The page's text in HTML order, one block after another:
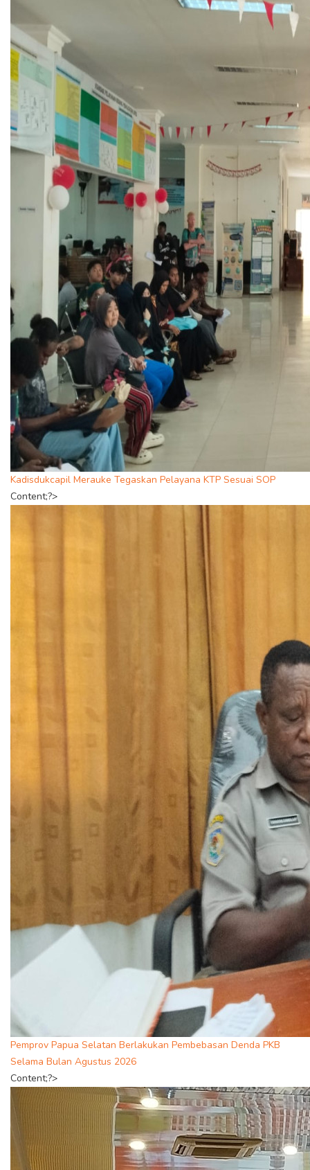
Kadisdukcapil Merauke Tegaskan Pelayana KTP Sesuai SOP
Content;?>
Pemprov Papua Selatan Berlakukan Pembebasan Denda PKB
Selama Bulan Agustus 2026
Content;?>